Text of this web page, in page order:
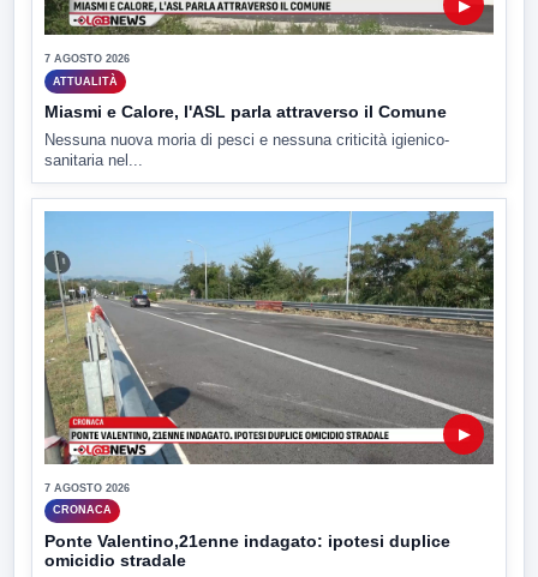
▶
7 AGOSTO 2026
ATTUALITÀ
Miasmi e Calore, l'ASL parla attraverso il Comune
Nessuna nuova moria di pesci e nessuna criticità igienico-
sanitaria nel...
▶
7 AGOSTO 2026
CRONACA
Ponte Valentino,21enne indagato: ipotesi duplice
omicidio stradale